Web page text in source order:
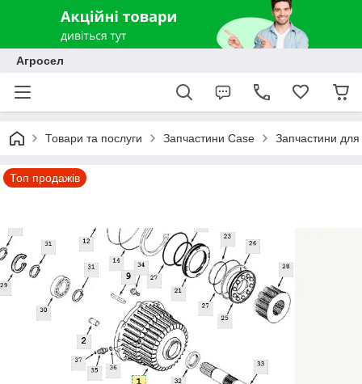
Агросел
Товари та послуги Запчастини Case Запчастини
Топ продажів